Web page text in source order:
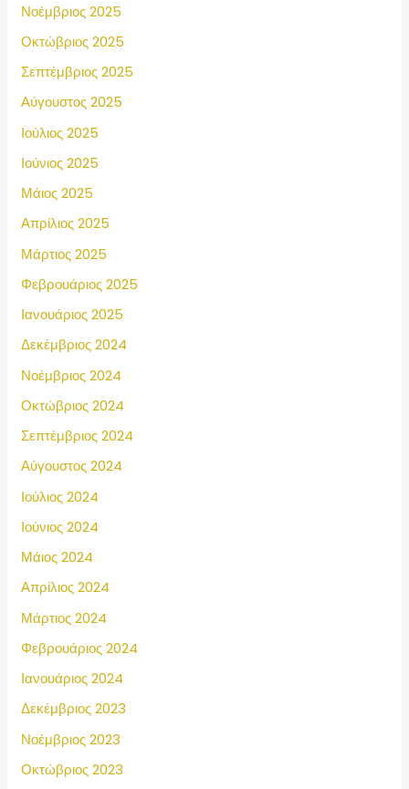
Νοέμβριος 2025
Οκτώβριος 2025
Σεπτέμβριος 2025
Αύγουστος 2025
Ιούλιος 2025
Ιούνιος 2025
Μάιος 2025
Απρίλιος 2025
Μάρτιος 2025
Φεβρουάριος 2025
Ιανουάριος 2025
Δεκέμβριος 2024
Νοέμβριος 2024
Οκτώβριος 2024
Σεπτέμβριος 2024
Αύγουστος 2024
Ιούλιος 2024
Ιούνιος 2024
Μάιος 2024
Απρίλιος 2024
Μάρτιος 2024
Φεβρουάριος 2024
Ιανουάριος 2024
Δεκέμβριος 2023
Νοέμβριος 2023
Οκτώβριος 2023